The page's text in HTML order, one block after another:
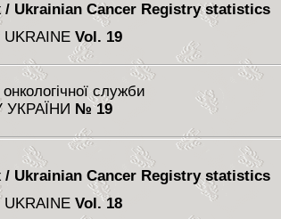
/ Ukrainian Cancer Registry statistics
UKRAINE Vol. 19
служби
№ 19
/ Ukrainian Cancer Registry statistics
UKRAINE Vol. 18